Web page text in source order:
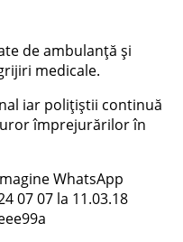
de ambulanță și
medicale.
iar polițiștii continuă
împrejurărilor în